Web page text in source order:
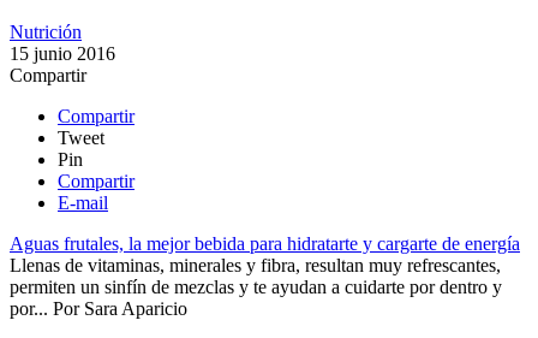
Nutrición
15 junio 2016
Compartir
Compartir
Tweet
Pin
Compartir
E-mail
Aguas frutales, la mejor bebida para hidratarte y cargarte de energía
​​Llenas de vitaminas, minerales y fibra, resultan muy refrescantes,
permiten un sinfín de mezclas y te ayudan a cuidarte por dentro y
por... Por Sara Aparicio